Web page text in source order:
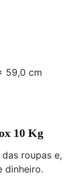
59,0 cm
10 Kg
roupas e,
dinheiro.